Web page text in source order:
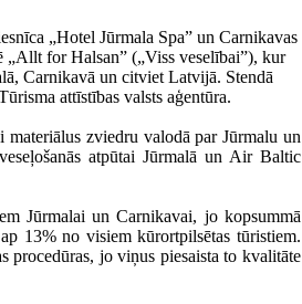
„Hotel Jūrmala Spa” un Carnikavas
„Allt for Halsan” („Viss veselībai”), kur
Carnikavā un citviet Latvijā. Stendā
attīstības valsts aģentūra.
materiālus zviedru valodā par Jūrmalu un
atpūtai Jūrmalā un Air Baltic
Jūrmalai un Carnikavai, jo kopsummā
13% no visiem kūrortpilsētas tūristiem.
procedūras, jo viņus piesaista to kvalitāte